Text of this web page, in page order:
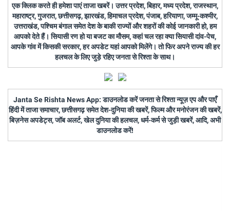
एक क्लिक करते ही हमेशा पाएं ताजा खबरें। उत्तर प्रदेश, बिहार, मध्य प्रदेश, राजस्थान,
महाराष्ट्र, गुजरात, छत्तीसगढ़, झारखंड, हिमाचल प्रदेश, पंजाब, हरियाणा, जम्मू-कश्मीर,
उत्तराखंड, पश्चिम बंगाल समेत देश के बाकी राज्यों और शहरों की कोई जानकारी हो, हम
आपको देते हैं। सियासी रण हो या बजट का मौसम, कहां चल रहा क्या सियासी दांव-पेच,
आपके गांव में किसकी सरकार, हर अपडेट यहां आपको मिलेंगे। तो फिर अपने राज्य की हर
हलचल के लिए जुड़े रहिए जनता से रिश्ता के साथ।
Janta Se Rishta News App: डाउनलोड करें जनता से रिश्ता न्यूज़ एप और पाएँ
हिंदी में ताजा समाचार, छत्तीसगढ़ समेत देश-दुनिया की खबरें, फिल्म और मनोरंजन की खबरें,
बिज़नेस अपडेट्स, जॉब अलर्ट, खेल दुनिया की हलचल, धर्म-कर्म से जुड़ी खबरें, आदि, अभी
डाउनलोड करें!